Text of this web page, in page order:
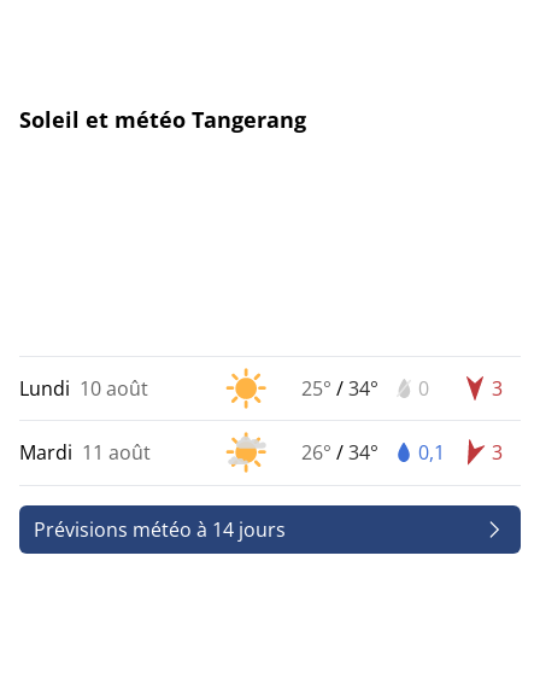
Soleil et météo Tangerang
Lundi 10 août 25° /34° 0 3
Mardi 11 août 26° /34° 0,1 3
Prévisions météo à 14 jours